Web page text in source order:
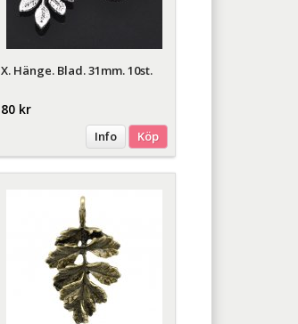
X. Hänge. Blad. 31mm. 10st.
80 kr
Info Köp